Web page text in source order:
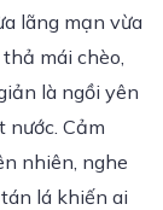
lãng mạn vừa
mái chèo,
là ngồi yên
nước. Cảm
nhiên, nghe
lá khiến ai